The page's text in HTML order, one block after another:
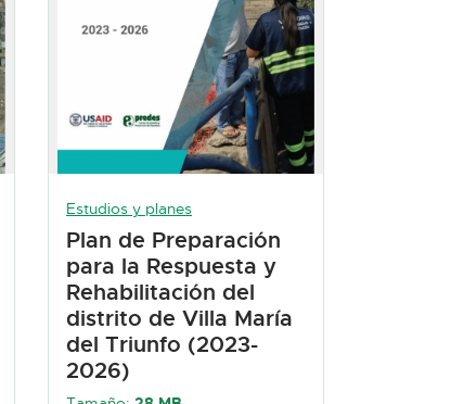
Estudios y planes
Plan de Preparación
para la Respuesta y
Rehabilitación del
distrito de Villa María
del Triunfo (2023-
2026)